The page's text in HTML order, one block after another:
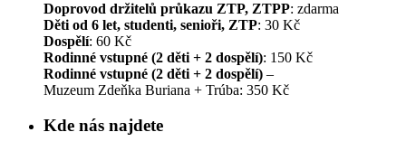
Doprovod držitelů průkazu ZTP, ZTPP: zdarma
Děti od 6 let, studenti, senioři, ZTP: 30 Kč
Dospělí: 60 Kč
Rodinné vstupné (2 děti + 2 dospělí): 150 Kč
Rodinné vstupné (2 děti + 2 dospělí) –
Muzeum Zdeňka Buriana + Trúba: 350 Kč
Kde nás najdete